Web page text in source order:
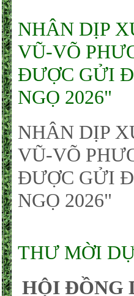
NHÂN DỊP
VŨ-VÕ
ĐƯỢC GỬI
NGỌ 2026"
NHÂN DỊP
VŨ-VÕ
ĐƯỢC GỬI
NGỌ 2026"
THƯ MỜI
HỘI ĐỒNG